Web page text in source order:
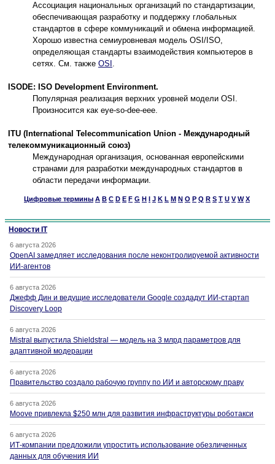
Ассоциация национальных организаций по стандартизации,
обеспечивающая разработку и поддержку глобальных
стандартов в сфере коммуникаций и обмена информацией.
Хорошо известна семиуровневая модель OSI/ISO,
определяющая стандарты взаимодействия компьютеров в
сетях. См. также OSI .
ISODE: ISO Development Environment.
Популярная реализация верхних уровней модели OSI.
Произносится как eye-so-dee-eee.
ITU (International Telecommunication Union - Международный
телекоммуникационный союз)
Международная организация, основанная европейскими
странами для разработки международных стандартов в
области передачи информации.
Цифровые термины A B C D E F G H I J K L M N O P Q R S T U V W X
Новости IT
6 августа 2026
OpenAI замедляет исследования после неконтролируемой активности
ИИ-агентов
6 августа 2026
Джефф Дин и ведущие исследователи Google создадут ИИ-стартап
Discovery Loop
6 августа 2026
Mistral выпустила Shieldstral — модель на 3 млрд параметров для
адаптивной модерации
6 августа 2026
Правительство создало рабочую группу по ИИ и авторскому праву
6 августа 2026
Moove привлекла $250 млн для развития инфраструктуры роботакси
6 августа 2026
ИТ-компании предложили упростить использование обезличенных
данных для обучения ИИ